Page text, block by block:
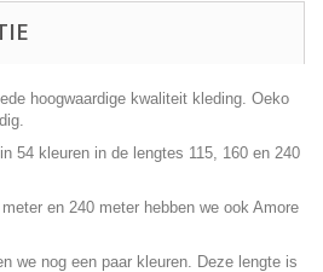
hoogwaardige kwaliteit kleding. Oeko
54 kleuren in de lengtes 115, 160 en 240
en 240 meter hebben we ook Amore
we nog een paar kleuren. Deze lengte is